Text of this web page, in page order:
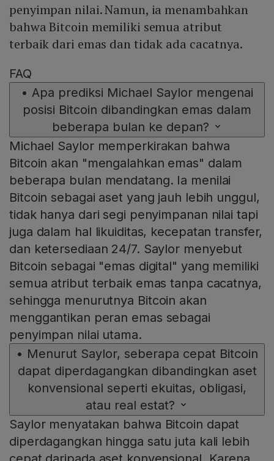
penyimpan nilai. Namun, ia menambahkan
bahwa Bitcoin memiliki semua atribut
terbaik dari emas dan tidak ada cacatnya.
FAQ
• Apa prediksi Michael Saylor mengenai
posisi Bitcoin dibandingkan emas dalam
beberapa bulan ke depan?
Michael Saylor memperkirakan bahwa
Bitcoin akan "mengalahkan emas" dalam
beberapa bulan mendatang. Ia menilai
Bitcoin sebagai aset yang jauh lebih unggul,
tidak hanya dari segi penyimpanan nilai tapi
juga dalam hal likuiditas, kecepatan transfer,
dan ketersediaan 24/7. Saylor menyebut
Bitcoin sebagai "emas digital" yang memiliki
semua atribut terbaik emas tanpa cacatnya,
sehingga menurutnya Bitcoin akan
menggantikan peran emas sebagai
penyimpan nilai utama.
• Menurut Saylor, seberapa cepat Bitcoin
dapat diperdagangkan dibandingkan aset
konvensional seperti ekuitas, obligasi,
atau real estat?
Saylor menyatakan bahwa Bitcoin dapat
diperdagangkan hingga satu juta kali lebih